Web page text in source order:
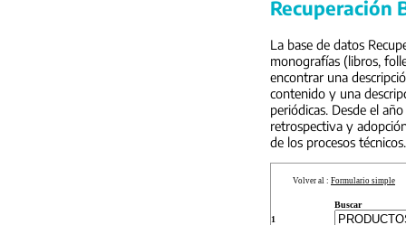
Recuperación
La base de datos
monografías (libros,
encontrar una
contenido y una
periódicas. Desde el
retrospectiva y
de los procesos técnicos.
Volver al : Formulario simple
Buscar
1